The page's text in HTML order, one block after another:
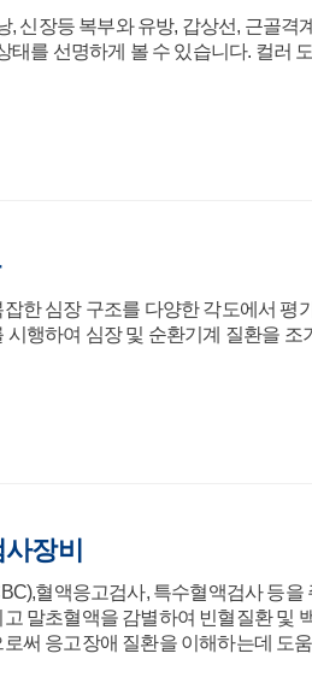
, 신장등 복부와 유방, 갑상선, 근골
태를 선명하게 볼 수 있습니다. 컬러
한 심장 구조를 다양한 각도에서 평
시행하여 심장 및 순환기계 질환을 조
장비
혈액응고검사, 특수혈액검사 등
말초혈액을 감별하여 빈혈질환 및
써 응고장애 질환을 이해하는데 도